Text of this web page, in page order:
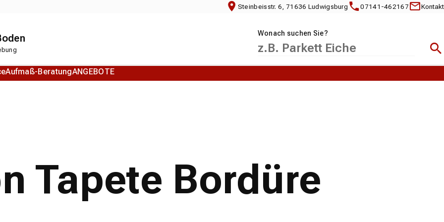
Steinbeisstr. 6, 71636 Ludwigsburg 07141-462167 Kontakt
Wonach suchen Sie?
Aufmaß-BeratungANGEBOTE
Tapete Bordüre